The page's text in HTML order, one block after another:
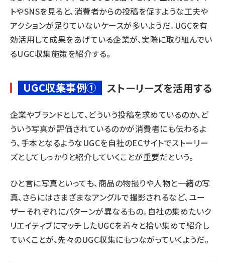
トやSNSを見ると、消費者からの投稿を促すような工夫や
アクションが足りていないケースが多いようだ。UGCを有
効活用して成果をあげている企業が、実際に取り組んでい
るUGC収集施策を紹介する。
UGC収集事例① ストーリーズを活用する
企業やブランドとして、どういう投稿を求めているのか、ど
ういう写真が評価されているのかが消費者にも伝わるよ
う、手本となるようなUGCを自社のECサイトでストーリー
ズとしてしっかりと紹介していくことが重要だという。
ひと言に写真といっても、商品の物撮りや人物と一緒の写
真、さらにはさまざまなアングルで撮影されるなど、ユー
ザーそれぞれにパターンが異なるもの。自社の集めたいク
リエイティブにマッチしたUGCを着々と拾い集めて紹介し
ていくことが、先々のUGC収集にもつながっていくようだ。